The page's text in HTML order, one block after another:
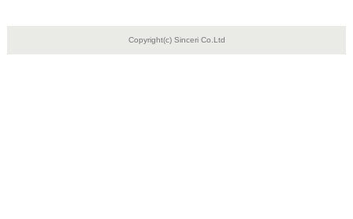
Copyright(c) Sinceri Co.Ltd